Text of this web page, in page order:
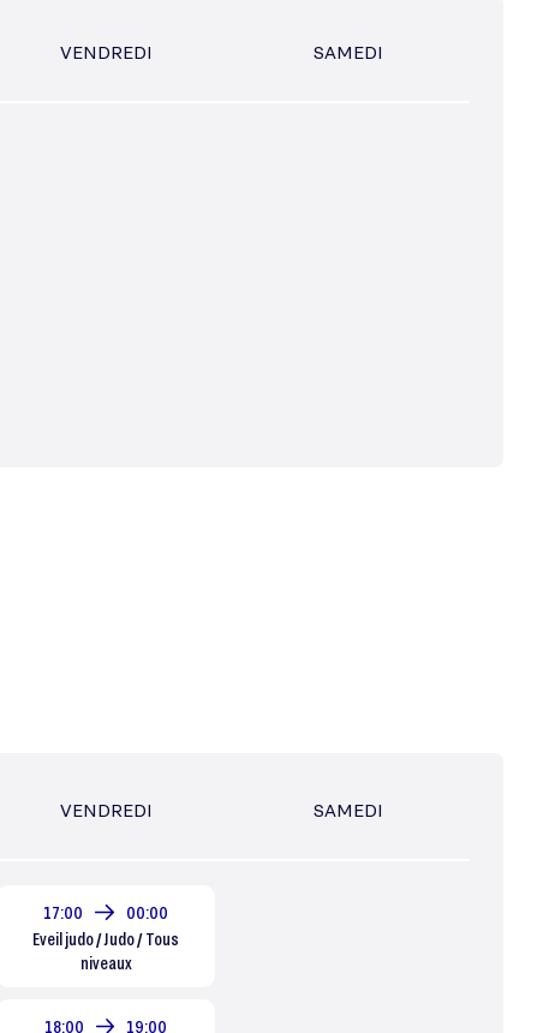
VENDREDI SAMEDI
VENDREDI
17:00
00:00
Eveil judo / Judo / Tous
niveaux
18:00 19:00
SAMEDI